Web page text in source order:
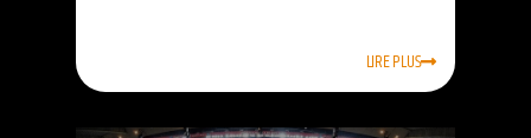
LIRE PLUS